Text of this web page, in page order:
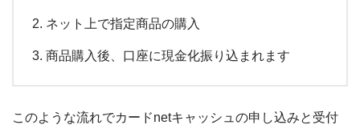
ネット上で指定商品の購入
商品購入後、口座に現金化振り込まれます
このような流れでカードnetキャッシュの申し込みと受付